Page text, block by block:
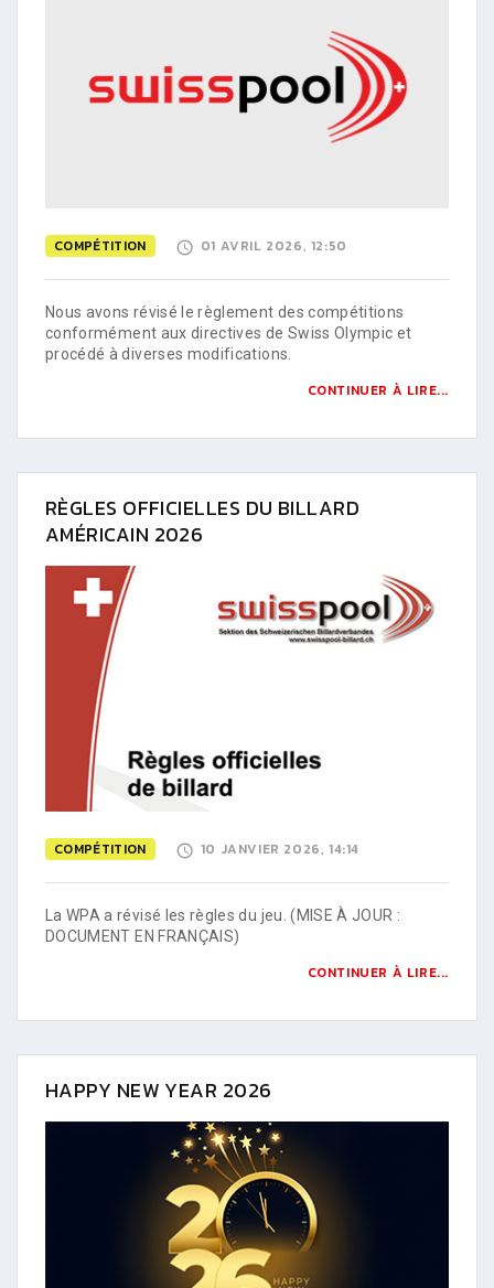
COMPÉTITION 01 AVRIL 2026, 12:50
Nous avons révisé le règlement des compétitions
conformément aux directives de Swiss Olympic et
procédé à diverses modifications.
CONTINUER À LIRE...
RÈGLES OFFICIELLES DU BILLARD
AMÉRICAIN 2026
COMPÉTITION 10 JANVIER 2026, 14:14
La WPA a révisé les règles du jeu. (MISE À JOUR :
DOCUMENT EN FRANÇAIS)
CONTINUER À LIRE...
HAPPY NEW YEAR 2026